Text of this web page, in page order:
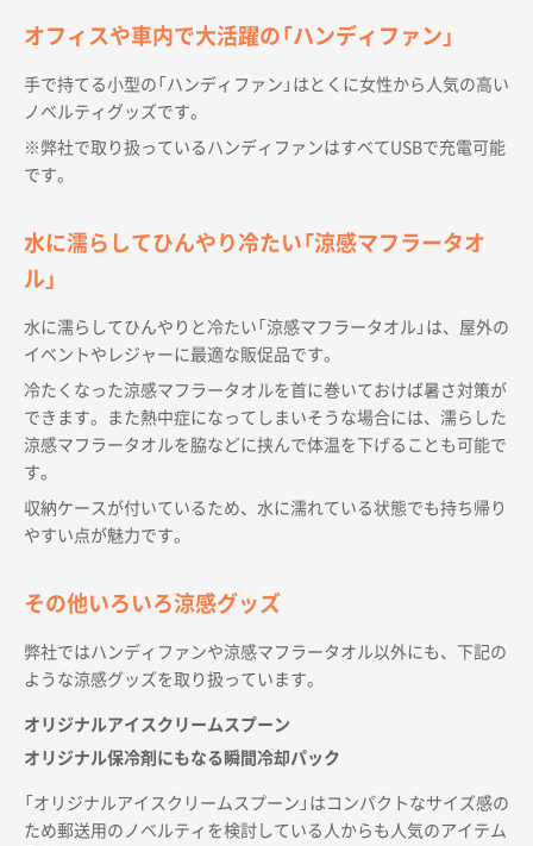
オフィスや車内で大活躍の「ハンディファン」
手で持てる小型の「ハンディファン」はとくに女性から人気の高い
ノベルティグッズです。
※弊社で取り扱っているハンディファンはすべてUSBで充電可能
です。
水に濡らしてひんやり冷たい「涼感マフラータオ
ル」
水に濡らしてひんやりと冷たい「涼感マフラータオル」は、屋外の
イベントやレジャーに最適な販促品です。
冷たくなった涼感マフラータオルを首に巻いておけば暑さ対策が
できます。また熱中症になってしまいそうな場合には、濡らした
涼感マフラータオルを脇などに挟んで体温を下げることも可能で
す。
収納ケースが付いているため、水に濡れている状態でも持ち帰り
やすい点が魅力です。
その他いろいろ涼感グッズ
弊社ではハンディファンや涼感マフラータオル以外にも、下記の
ような涼感グッズを取り扱っています。
オリジナルアイスクリームスプーン
オリジナル保冷剤にもなる瞬間冷却パック
「オリジナルアイスクリームスプーン」はコンパクトなサイズ感の
ため郵送用のノベルティを検討している人からも人気のアイテム